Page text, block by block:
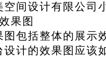
空间设计有限公司
果图
包括整体的展示
计的效果图应该